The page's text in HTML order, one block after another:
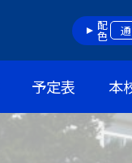
配色
予定表 本